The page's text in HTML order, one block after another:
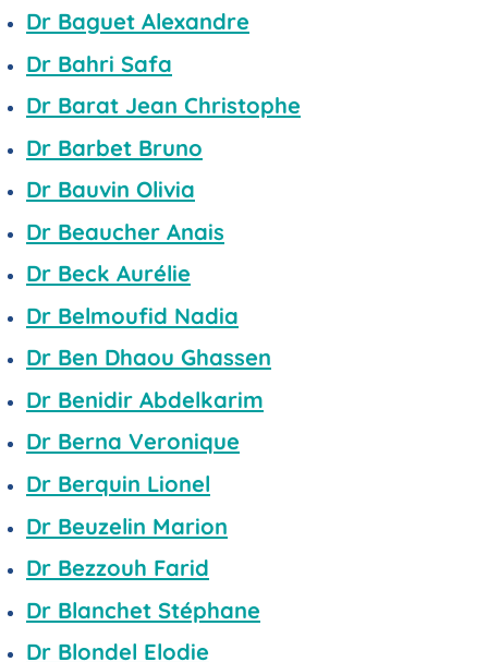
Dr Baguet Alexandre
Dr Bahri Safa
Dr Barat Jean Christophe
Dr Barbet Bruno
Dr Bauvin Olivia
Dr Beaucher Anais
Dr Beck Aurélie
Dr Belmoufid Nadia
Dr Ben Dhaou Ghassen
Dr Benidir Abdelkarim
Dr Berna Veronique
Dr Berquin Lionel
Dr Beuzelin Marion
Dr Bezzouh Farid
Dr Blanchet Stéphane
Dr Blondel Elodie